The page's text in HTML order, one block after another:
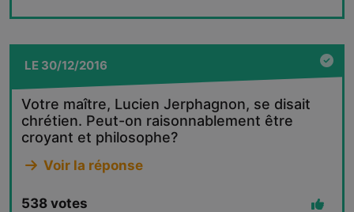
LE 30/12/2016
Votre maître, Lucien Jerphagnon, se disait
chrétien. Peut-on raisonnablement être
croyant et philosophe?
Voir la réponse
538 votes